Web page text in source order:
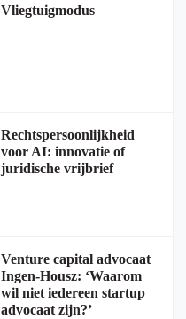
Vliegtuigmodus
Rechtspersoonlijkheid
voor AI: innovatie of
juridische vrijbrief
Venture capital advocaat
Ingen-Housz: ‘Waarom
wil niet iedereen startup
advocaat zijn?’